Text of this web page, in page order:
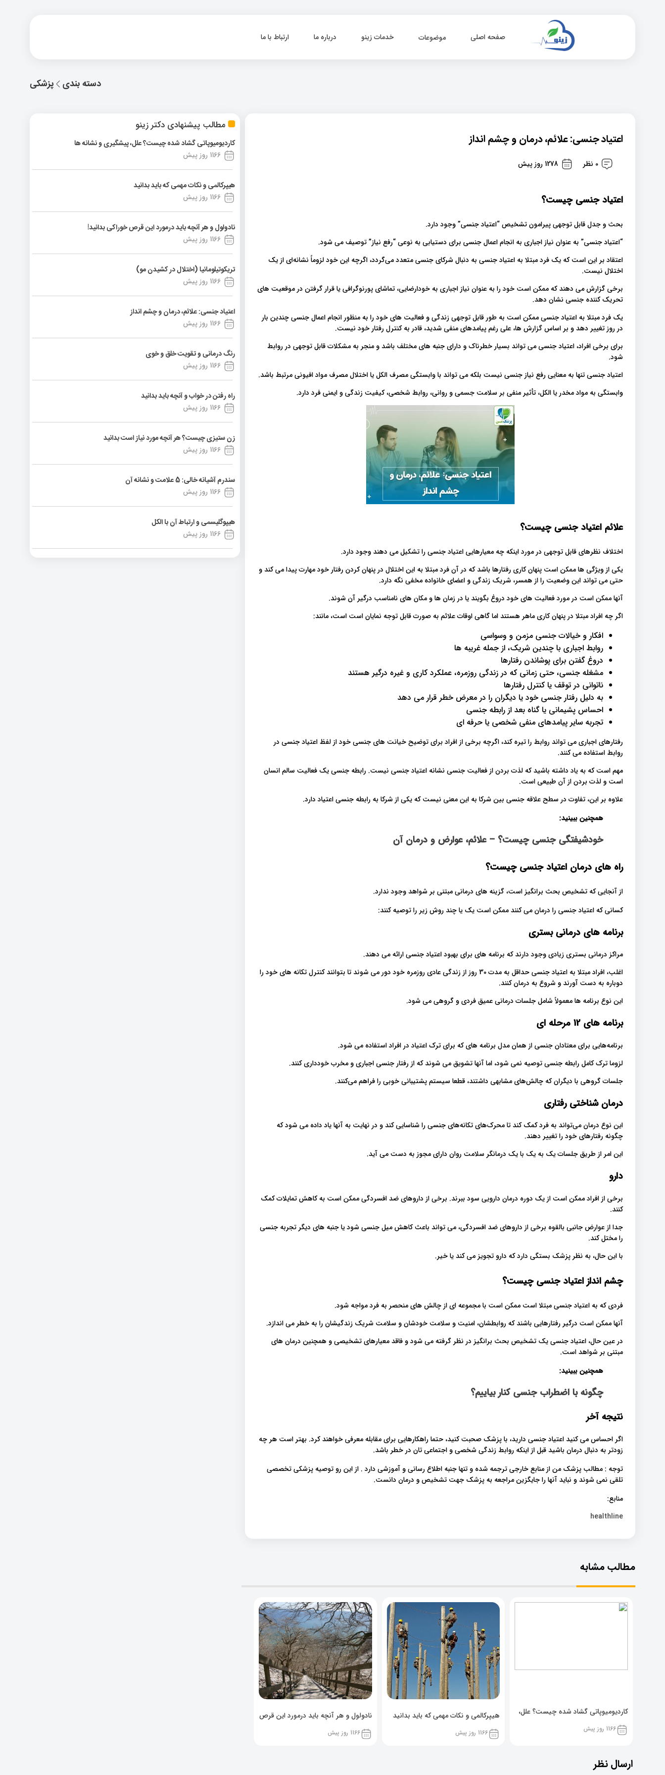
صفحه اصلی موضوعات خدمات زینو درباره ما ارتباط با ما
پزشکی دسته بندی
مطالب پیشنهادی دکتر زینو
کاردیومیوپاتی گشاد شده چیست؟ علل، پیشگیری و نشانه ها
1166 روز پیش
هیپرکالمی و نکات مهمی که باید بدانید
1166 روز پیش
نادولول و هر آنچه باید درمورد این قرص خوراکی بدانید!
1166 روز پیش
تریکوتیلومانیا (اختلال در کشیدن مو)
1166 روز پیش
اعتیاد جنسی: علائم، درمان و چشم انداز
1166 روز پیش
رنگ درمانی و تقویت خلق و خوی
1166 روز پیش
راه رفتن در خواب و آنچه باید بدانید
1166 روز پیش
زن ستیزی چیست؟ هر آنچه مورد نیاز است بدانید
1166 روز پیش
سندرم آشیانه خالی: 5 علامت و نشانه آن
1166 روز پیش
هیپوگلیسمی و ارتباط آن با الکل
1166 روز پیش
اعتیاد جنسی: علائم، درمان و چشم انداز
0 نظر 1278 روز پیش
اعتیاد جنسی چیست؟
بحث و جدل قابل توجهی پیرامون تشخیص “اعتیاد جنسی” وجود دارد.
“اعتیاد جنسی” به عنوان نیاز اجباری به انجام اعمال جنسی برای دستیابی به نوعی “رفع نیاز” توصیف می شود.
اعتقاد بر این است که یک فرد مبتلا به اعتیاد جنسی به دنبال شرکای جنسی متعدد می‌گردد، اگرچه این خود لزوماً نشانه‌ای از یک
اختلال نیست.
برخی گزارش می دهند که ممکن است خود را به عنوان نیاز اجباری به خودارضایی، تماشای پورنوگرافی یا قرار گرفتن در موقعیت های
تحریک کننده جنسی نشان دهد.
یک فرد مبتلا به اعتیاد جنسی ممکن است به طور قابل توجهی زندگی و فعالیت های خود را به منظور انجام اعمال جنسی چندین بار
در روز تغییر دهد و بر اساس گزارش ها، علی رغم پیامدهای منفی شدید، قادر به کنترل رفتار خود نیست.
برای برخی افراد، اعتیاد جنسی می تواند بسیار خطرناک و دارای جنبه های مختلف باشد و منجر به مشکلات قابل توجهی در روابط
شود.
اعتیاد جنسی تنها به معنایی رفع نیاز جنسی نیست بلکه می تواند با وابستگی مصرف الکل یا اختلال مصرف مواد افیونی مرتبط باشد.
وابستگی به مواد مخدر یا الکل، تأثیر منفی بر سلامت جسمی و روانی، روابط شخصی، کیفیت زندگی و ایمنی فرد دارد.
علائم اعتیاد جنسی چیست؟
اختلاف نظرهای قابل توجهی در مورد اینکه چه معیارهایی اعتیاد جنسی را تشکیل می دهند وجود دارد.
یکی از ویژگی ها ممکن است پنهان کاری رفتارها باشد که در آن فرد مبتلا به این اختلال در پنهان کردن رفتار خود مهارت پیدا می کند و
حتی می تواند این وضعیت را از همسر، شریک زندگی و اعضای خانواده مخفی نگه دارد.
آنها ممکن است در مورد فعالیت های خود دروغ بگویند یا در زمان ها و مکان های نامناسب درگیر آن شوند.
اگر چه افراد مبتلا در پنهان کاری ماهر هستند اما گاهی اوقات علائم به صورت قابل توجه نمایان است است، مانند:
افکار و خیالات جنسی مزمن و وسواسی
روابط اجباری با چندین شریک، از جمله غریبه ها
دروغ گفتن برای پوشاندن رفتارها
مشغله جنسی، حتی زمانی که در زندگی روزمره، عملکرد کاری و غیره درگیر هستند
ناتوانی در توقف یا کنترل رفتارها
به دلیل رفتار جنسی خود یا دیگران را در معرض خطر قرار می دهد
احساس پشیمانی یا گناه بعد از رابطه جنسی
تجربه سایر پیامدهای منفی شخصی یا حرفه ای
رفتارهای اجباری می تواند روابط را تیره کند، اگرچه برخی از افراد برای توضیح خیانت های جنسی خود از لفظ اعتیاد جنسی در
روابط استفاده می کنند.
مهم است که به یاد داشته باشید که لذت بردن از فعالیت جنسی نشانه اعتیاد جنسی نیست. رابطه جنسی یک فعالیت سالم انسان
است و لذت بردن از آن طبیعی است.
علاوه بر این، تفاوت در سطح علاقه جنسی بین شرکا به این معنی نیست که یکی از شرکا به رابطه جنسی اعتیاد دارد.
همچنین ببینید:
خودشیفتگی جنسی چیست؟ – علائم، عوارض و درمان آن
راه های درمان اعتیاد جنسی چیست؟
از آنجایی که تشخیص بحث برانگیز است، گزینه های درمانی مبتنی بر شواهد وجود ندارد.
کسانی که اعتیاد جنسی را درمان می کنند ممکن است یک یا چند روش زیر را توصیه کنند:
برنامه های درمانی بستری
مراکز درمانی بستری زیادی وجود دارند که برنامه های برای بهبود اعتیاد جنسی ارائه می دهند.
اغلب، افراد مبتلا به اعتیاد جنسی حداقل به مدت 30 روز از زندگی عادی روزمره خود دور می شوند تا بتوانند کنترل تکانه های خود را
دوباره به دست آورند و شروع به درمان کنند.
این نوع برنامه ها معمولاً شامل جلسات درمانی عمیق فردی و گروهی می شود.
برنامه های 12 مرحله ای
برنامه‌هایی برای معتادان جنسی از همان مدل برنامه های که برای ترک اعتیاد در افراد استفاده می شود.
لزوما ترک کامل رابطه جنسی توصیه نمی شود، اما آنها تشویق می شوند که از رفتار جنسی اجباری و مخرب خودداری کنند.
جلسات گروهی با دیگران که چالش‌های مشابهی داشتند، قطعا سیستم پشتیبانی خوبی را فراهم می‌کنند.
درمان شناختی رفتاری
این نوع درمان می‌تواند به فرد کمک کند تا محرک‌های تکانه‌های جنسی را شناسایی کند و در نهایت به آنها یاد داده می شود که
چگونه رفتارهای خود را تغییر دهند.
این امر از طریق جلسات یک به یک با یک درمانگر سلامت روان دارای مجوز به دست می آید.
دارو
برخی از افراد ممکن است از یک دوره درمان دارویی سود ببرند. برخی از داروهای ضد افسردگی ممکن است به کاهش تمایلات کمک
کنند.
جدا از عوارض جانبی بالقوه برخی از داروهای ضد افسردگی، می تواند باعث کاهش میل جنسی شود یا جنبه های دیگر تجربه جنسی
را مختل کند.
با این حال، به نظر پزشک بستگی دارد که دارو تجویز می کند یا خیر.
چشم انداز اعتیاد جنسی چیست؟
فردی که به اعتیاد جنسی مبتلا است ممکن است با مجموعه ای از چالش های منحصر به فرد مواجه شود.
آنها ممکن است درگیر رفتارهایی باشند که روابطشان، امنیت و سلامت خودشان و سلامت شریک زندگیشان را به خطر می اندازد.
در عین حال، اعتیاد جنسی یک تشخیص بحث برانگیز در نظر گرفته می شود و فاقد معیارهای تشخیصی و همچنین درمان های
مبتنی بر شواهد است.
همچنین ببینید:
چگونه با اضطراب جنسی کنار بیاییم؟
نتیجه آخر
اگر احساس می کنید اعتیاد جنسی دارید، با پزشک صحبت کنید، حتما راهکارهایی برای مقابله معرفی خواهند کرد. بهتر است هر چه
زودتر به دنبال درمان باشید قبل از اینکه روابط زندگی شخصی و اجتماعی تان در خطر باشد.
توجه : مطالب پزشک من از منابع خارجی ترجمه شده و تنها جنبه اطلاع رسانی و آموزشی دارد . از این رو توصیه پزشکی تخصصی
تلقی نمی شوند و نباید آنها را جایگزین مراجعه به پزشک جهت تشخیص و درمان دانست.
منابع:
healthline
مطالب مشابه
کاردیومیوپاتی گشاد شده چیست؟ علل،
پیشگیری و نشانه ها
1166 روز پیش
هیپرکالمی و نکات مهمی که باید بدانید
1166 روز پیش
نادولول و هر آنچه باید درمورد این قرص
خوراکی بدانید!
1166 روز پیش
ارسال نظر